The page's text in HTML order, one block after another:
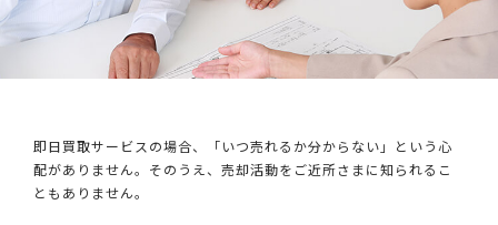
即日買取サービスの場合、「いつ売れるか分からない」という心
配がありません。そのうえ、売却活動をご近所さまに知られるこ
ともありません。